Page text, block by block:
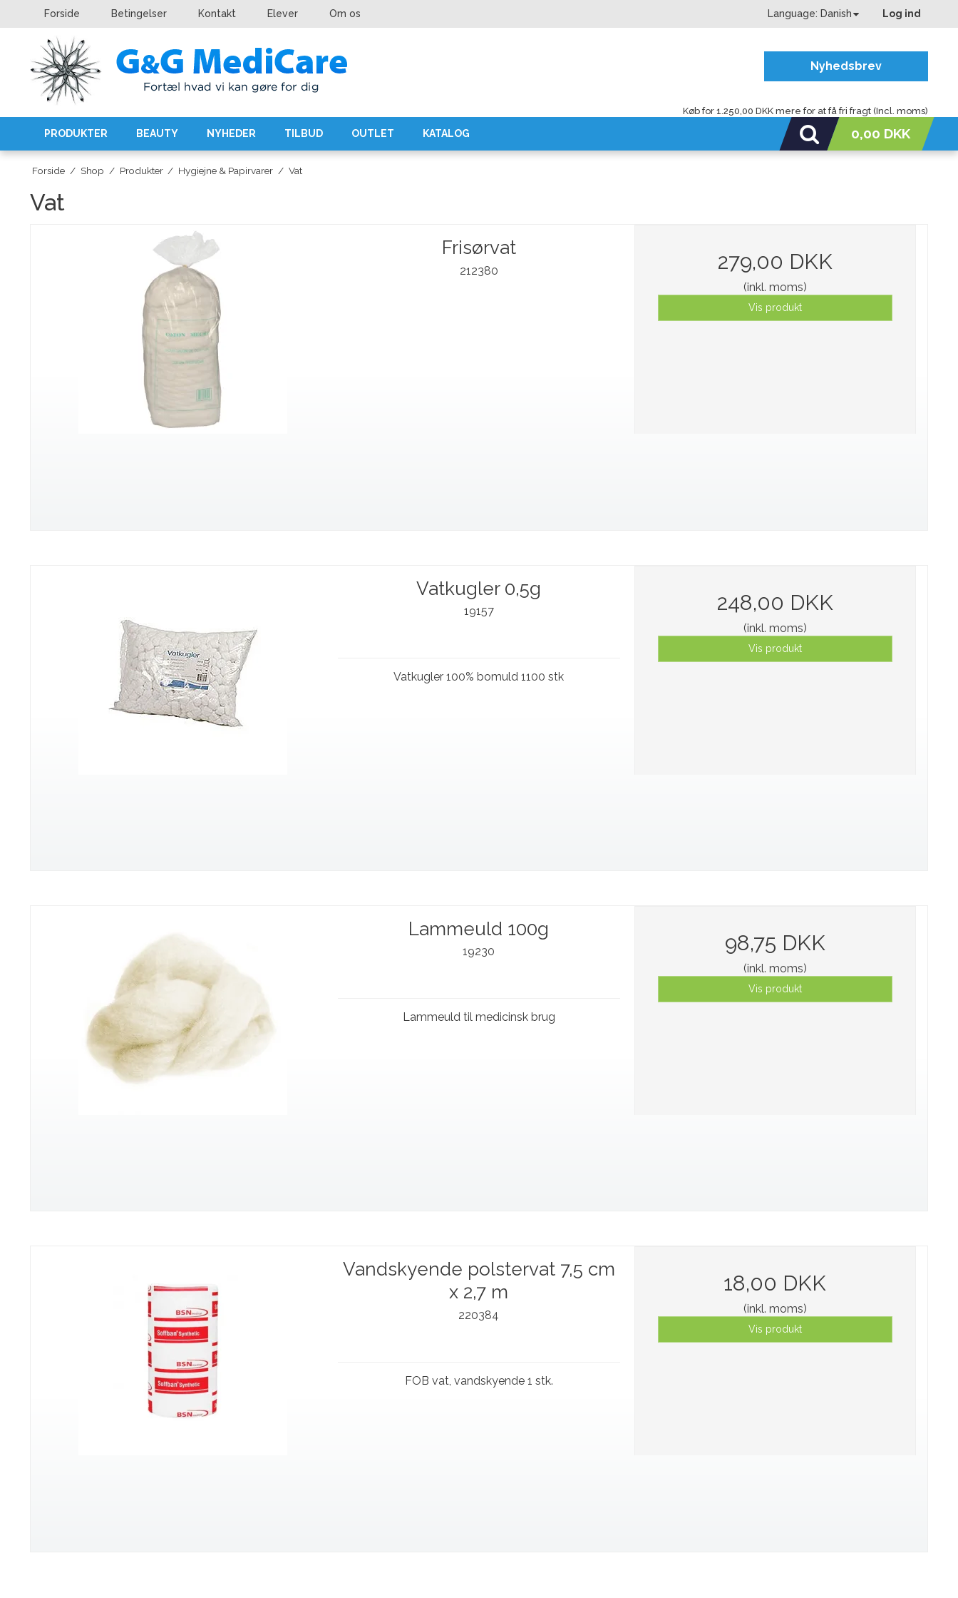
Forside Betingelser Kontakt Elever Om os Language: Danish Log ind
Nyhedsbrev
Køb for 1.250,00 DKK mere for at få fri fragt (Incl. moms)
PRODUKTER BEAUTY NYHEDER TILBUD OUTLET KATALOG 0,00 DKK
Forside / Shop / Produkter / Hygiejne & Papirvarer / Vat
Vat
Frisørvat
212380 279,00 DKK
(inkl. moms)
Vis produkt
Vatkugler 0,5g
19157
Vatkugler 100% bomuld 1100 stk
248,00 DKK
(inkl. moms)
Vis produkt
Lammeuld 100g
19230
Lammeuld til medicinsk brug
98,75 DKK
(inkl. moms)
Vis produkt
Vandskyende polstervat 7,5 cm
x 2,7 m
220384
FOB vat, vandskyende 1 stk.
18,00 DKK
(inkl. moms)
Vis produkt